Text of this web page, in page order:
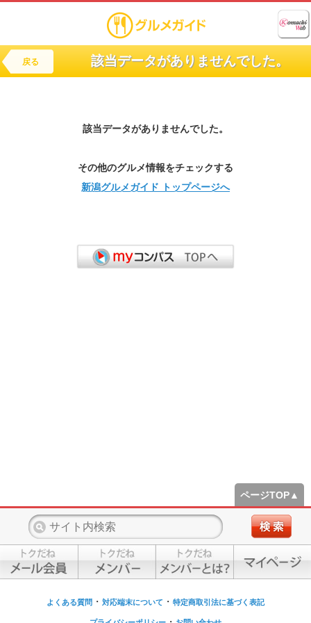
戻る 該当データがありませんでした。
該当データがありませんでした。
その他のグルメ情報をチェックする
新潟グルメガイド トップページへ
ページTOP▲
よくある質問 ・ 対応端末について ・ 特定商取引法に基づく表記